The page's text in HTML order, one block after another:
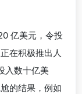
亿美元，令投
在积极推出人
入数十亿美
的结果，例如